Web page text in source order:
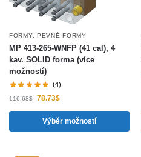
FORMY, PEVNÉ FORMY
MP 413-265-WNFP (41 cal), 4
kav. SOLID forma (více
možností)
(4)
116.68$ 78.73$
Výběr možností